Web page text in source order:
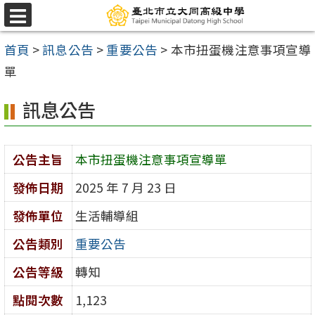
跳
至
主
要
容
區
選
單
首頁 >訊息公告 > 重要公告 > 本市扭蛋機注意事項宣導
單
訊息公告
公告主旨
本市扭蛋機注意事項宣導單
發佈日期
2025 年 7 月 23 日
發佈單位
生活輔導組
公告類別
重要公告
公告等級
轉知
點閱次數
1,123